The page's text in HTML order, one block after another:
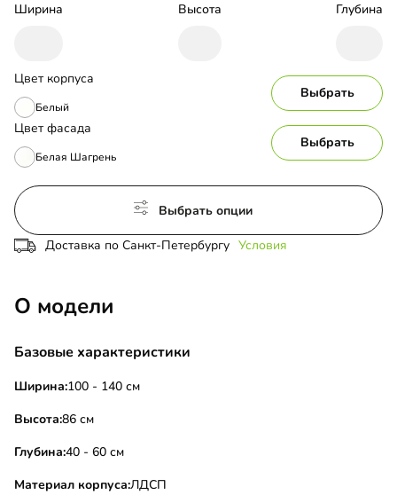
Ширина Высота Глубина
Цвет корпуса
Белый
Выбрать
Цвет фасада
Белая Шагрень
Выбрать
Выбрать опции
Доставка по Санкт-Петербургу Условия
О модели
Базовые характеристики
Ширина:100 - 140 см
Высота:86 см
Глубина:40 - 60 см
Материал корпуса:ЛДСП